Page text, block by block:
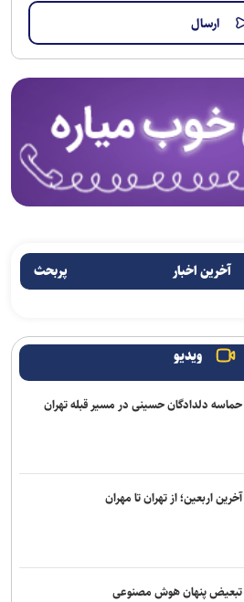
آخرین اخبار پربحث
ویدیو
حماسه دلدادگان حسینی در مسیر قبله تهران
آخرین اربعین؛ از تهران تا مهران
تبعیض پنهان هوش مصنوعی